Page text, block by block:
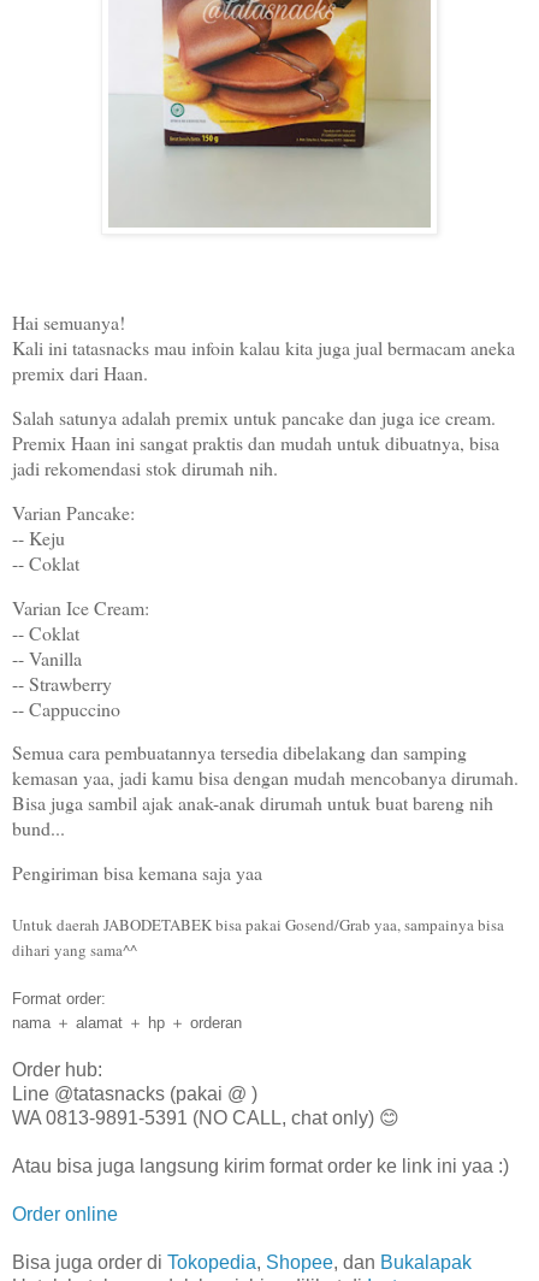
Hai semuanya!
Kali ini tatasnacks mau infoin kalau kita juga jual bermacam aneka
premix dari Haan.
Salah satunya adalah premix untuk pancake dan juga ice cream.
Premix Haan ini sangat praktis dan mudah untuk dibuatnya, bisa
jadi rekomendasi stok dirumah nih.
Varian Pancake:
-- Keju
-- Coklat
Varian Ice Cream:
-- Coklat
-- Vanilla
-- Strawberry
-- Cappuccino
Semua cara pembuatannya tersedia dibelakang dan samping
kemasan yaa, jadi kamu bisa dengan mudah mencobanya dirumah.
Bisa juga sambil ajak anak-anak dirumah untuk buat bareng nih
bund...
Pengiriman bisa kemana saja yaa
Untuk daerah JABODETABEK bisa pakai Gosend/Grab yaa, sampainya bisa
dihari yang sama^^
Format order:
nama ＋ alamat ＋ hp ＋ orderan
Order hub:
Line @tatasnacks (pakai @ )
WA 0813-9891-5391 (NO CALL, chat only) 😊
Atau bisa juga langsung kirim format order ke link ini yaa :)
Order online
Bisa juga order di Tokopedia, Shopee, dan Bukalapak